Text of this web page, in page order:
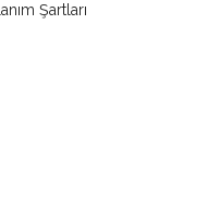
Şartları